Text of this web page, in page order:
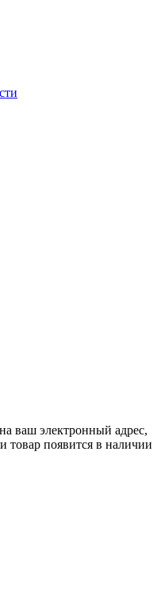
ваш электронный адрес,
товар появится в наличии